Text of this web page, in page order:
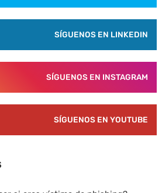
SÍGUENOS EN LINKEDIN
SÍGUENOS EN INSTAGRAM
SÍGUENOS EN YOUTUBE